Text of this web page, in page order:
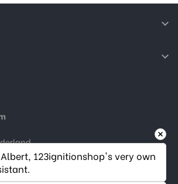


123ignitionshop's very own